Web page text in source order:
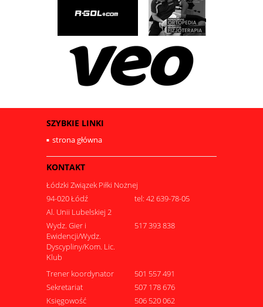
SZYBKIE LINKI
strona główna
KONTAKT
Łódzki Związek Piłki Nożnej
94-020 Łódź
tel: 42 639-78-05
Al. Unii Lubelskiej 2
Wydz. Gier i
Ewidencji/Wydz.
Dyscypliny/Kom. Lic.
Klub
517 393 838
Trener koordynator
501 557 491
Sekretariat
507 178 676
Księgowość
506 520 062